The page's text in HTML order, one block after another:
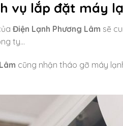
vụ lắp đặt máy
Điện Lạnh Phương Lâm sẽ
ty…
cũng nhận tháo gỡ máy